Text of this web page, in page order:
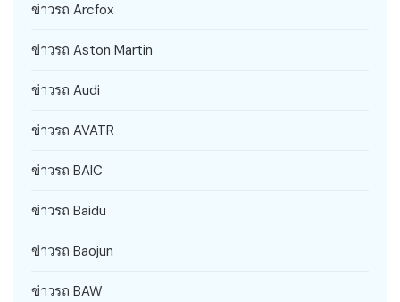
ข่าวรถ Arcfox
ข่าวรถ Aston Martin
ข่าวรถ Audi
ข่าวรถ AVATR
ข่าวรถ BAIC
ข่าวรถ Baidu
ข่าวรถ Baojun
ข่าวรถ BAW